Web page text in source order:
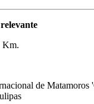
Km.
de Matamoros